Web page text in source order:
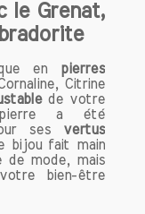
de
une forme
au rouge
nuances
se forme
dépôts
souvent à
roches. Les
se
le Grenat,
en pierres
Citrine
de votre
pierre a été
ses vertus
bijou fait main
de mode, mais
bien-être